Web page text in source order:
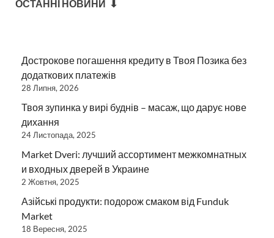
ОСТАННІ НОВИНИ ⬇
Дострокове погашення кредиту в Твоя Позика без
додаткових платежів
28 Липня, 2026
Твоя зупинка у вирі буднів – масаж, що дарує нове
дихання
24 Листопада, 2025
Market Dveri: лучший ассортимент межкомнатных
и входных дверей в Украине
2 Жовтня, 2025
Азійські продукти: подорож смаком від Funduk
Market
18 Вересня, 2025